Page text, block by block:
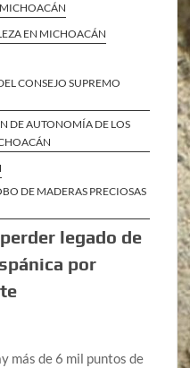
EN MICHOACÁN
CONSEJO SUPREMO
DE AUTONOMÍA DE LOS
DE MADERAS PRECIOSAS
legado de
por
más de 6 mil puntos de